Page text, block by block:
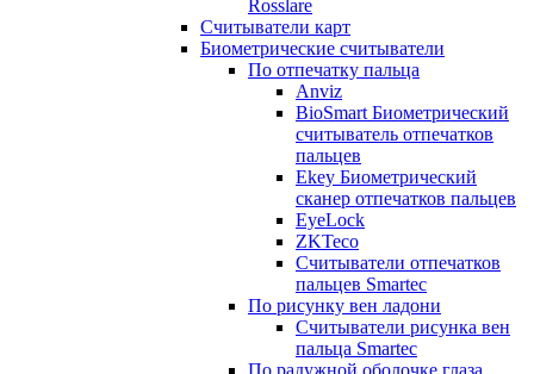
Rosslare
Считыватели карт
Биометрические считыватели
По отпечатку пальца
Anviz
BioSmart Биометрический
считыватель отпечатков
пальцев
Ekey Биометрический
сканер отпечатков пальцев
EyeLock
ZKTeco
Считыватели отпечатков
пальцев Smartec
По рисунку вен ладони
Считыватели рисунка вен
пальца Smartec
По радужной оболочке глаза